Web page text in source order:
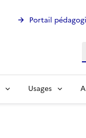
Portail
Usages